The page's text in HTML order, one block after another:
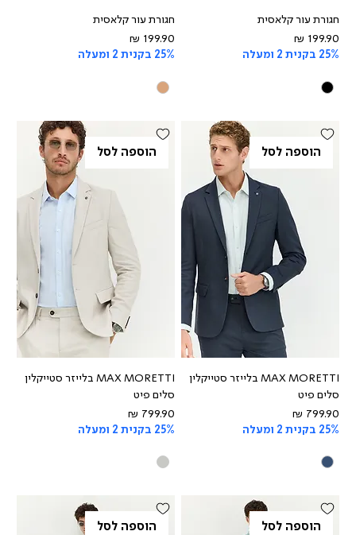
חגורת עור קלאסית
מחיר
25% בקנית 2 ומעלה
חגורת עור קלאסית
מחיר
25% בקנית 2 ומעלה
הוספה לסל
MAX MORETTI בלייזר סטייקלין
סלים פיט
מחיר
25% בקנית 2 ומעלה
הוספה לסל
MAX MORETTI בלייזר סטייקלין
סלים פיט
מחיר
25% בקנית 2 ומעלה
הוספה לסל הוספה לסל